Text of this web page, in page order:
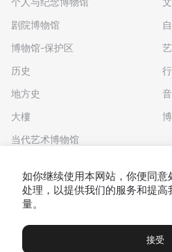
剧院博物馆
博物馆-保护区
历史
地方史
大樓
当代艺术博物馆
如你继续使用本网站，你便同意
处理，以提供我们的服务和提
量。
接受